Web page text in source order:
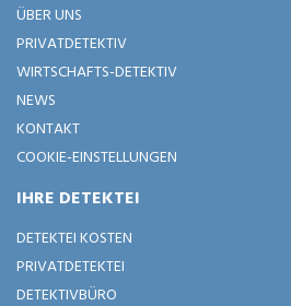
ÜBER UNS
PRIVATDETEKTIV
WIRTSCHAFTS-DETEKTIV
NEWS
KONTAKT
COOKIE-EINSTELLUNGEN
IHRE DETEKTEI
DETEKTEI KOSTEN
PRIVATDETEKTEI
DETEKTIVBÜRO